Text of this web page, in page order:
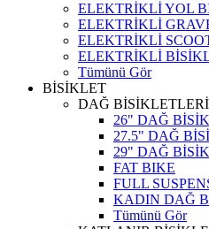
ELEKTRİKLİ YOL
ELEKTRİKLİ
ELEKTRİKLİ
ELEKTRİKLİ
Tümünü Gör
BİSİKLET
DAĞ BİSİKLETLERİ
26" DAĞ
27.5" DAĞ
29" DAĞ
FAT BIKE
FULL
KADIN DAĞ
Tümünü Gör